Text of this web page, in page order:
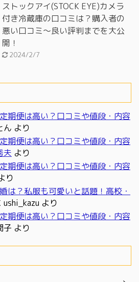
ストックアイ(STOCK EYE)カメラ
付き冷蔵庫の口コミは？購入者の
悪い口コミ～良い評判までを大公
開！
2024/2/7
期便は高い？口コミや値段・内容
ん より
期便は高い？口コミや値段・内容
夫 より
期便は高い？口コミや値段・内容
り
は？私服も可愛いと話題！高校・
ushi_kazu より
期便は高い？口コミや値段・内容
子 より